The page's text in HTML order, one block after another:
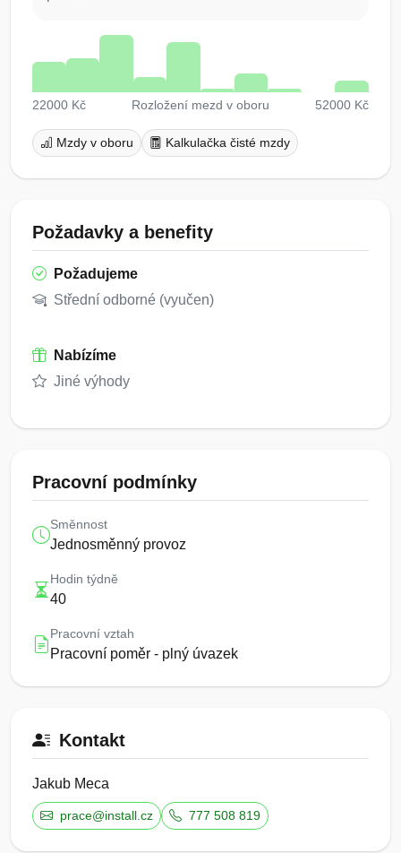
22000 Kč Rozložení mezd v oboru 52000 Kč
Mzdy v oboru Kalkulačka čisté mzdy
Požadavky a benefity
Požadujeme
Střední odborné (vyučen)
Nabízíme
Jiné výhody
Pracovní podmínky
Směnnost
Jednosměnný provoz
Hodin týdně
40
Pracovní vztah
Pracovní poměr - plný úvazek
Kontakt
Jakub Meca
prace@install.cz 777 508 819